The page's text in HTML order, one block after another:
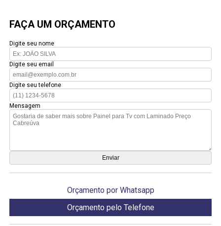
FAÇA UM ORÇAMENTO
Digite seu nome
Digite seu email
Digite seu telefone
Mensagem
Orçamento por Whatsapp
Orçamento pelo Telefone